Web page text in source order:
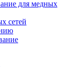
для медных
сетей